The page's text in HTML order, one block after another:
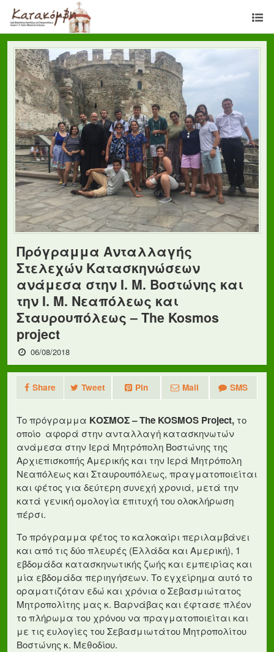
Πρόγραμμα Ανταλλαγής
Στελεχών Κατασκηνώσεων
ανάμεσα στην Ι. Μ. Βοστώνης και
την Ι. Μ. Νεαπόλεως και
Σταυρουπόλεως – The Kosmos
project
06/08/2018
Share Tweet Pin Mail SMS
Το πρόγραμμα ΚΟΣΜΟΣ – The KOSMOS Project, το
οποίο αφορά στην ανταλλαγή κατασκηνωτών
ανάμεσα στην Ιερά Μητρόπολη Βοστώνης της
Αρχιεπισκοπής Αμερικής και την Ιερά Μητρόπολη
Νεαπόλεως και Σταυρουπόλεως, πραγματοποιείται
και φέτος για δεύτερη συνεχή χρονιά, μετά την
κατά γενική ομολογία επιτυχή του ολοκλήρωση
πέρσι.
Το πρόγραμμα φέτος το καλοκαίρι περιλαμβάνει
και από τις δύο πλευρές (Ελλάδα και Αμερική), 1
εβδομάδα κατασκηνωτικής ζωής και εμπειρίας και
μία εβδομάδα περιηγήσεων. Το εγχείρημα αυτό το
οραματιζόταν εδώ και χρόνια ο Σεβασμιώτατος
Μητροπολίτης μας κ. Βαρνάβας και έφτασε πλέον
το πλήρωμα του χρόνου να πραγματοποιείται και
με τις ευλογίες του Σεβασμιωτάτου Μητροπολίτου
Βοστώνης κ. Μεθοδίου.